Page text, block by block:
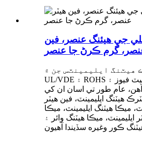
جي هيئنگ عنصر، فين
گرم ڪرڻ جا عنصر
هيٽنگ ايليمينٽس جن ۾
UL/VDE ۽ ROHS سرٽيفڪيٽ فيوز ۽
عام طور تي اسان ان کي
هيٽنگ ايليمينٽ، فين هيٽر
ميڪا هيٽنگ ايليمينٽ، ميڪا
ايليمينٽ، ميڪا هيٽنگ وائر ۽